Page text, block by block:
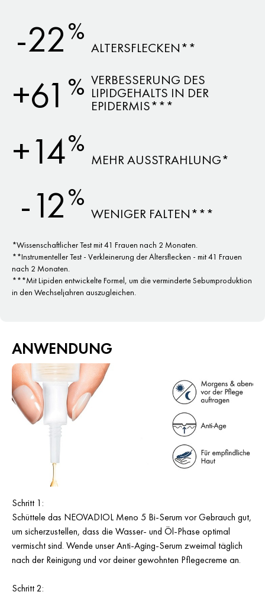
-22%
ALTERSFLECKEN**
+61 % VERBESSERUNG DES
LIPIDGEHALTS IN DER
EPIDERMIS***
+14%
MEHR AUSSTRAHLUNG*
-12%
WENIGER FALTEN***
*Wissenschaftlicher Test mit 41 Frauen nach 2 Monaten.
**Instrumenteller Test - Verkleinerung der Altersflecken - mit 41 Frauen
nach 2 Monaten.
***Mit Lipiden entwickelte Formel, um die verminderte Sebumproduktion
in den Wechseljahren auszugleichen.
ANWENDUNG
Schritt 1:
Schüttele das NEOVADIOL Meno 5 Bi-Serum vor Gebrauch gut,
um sicherzustellen, dass die Wasser- und Öl-Phase optimal
vermischt sind. Wende unser Anti-Aging-Serum zweimal täglich
nach der Reinigung und vor deiner gewohnten Pflegecreme an.
Schritt 2: